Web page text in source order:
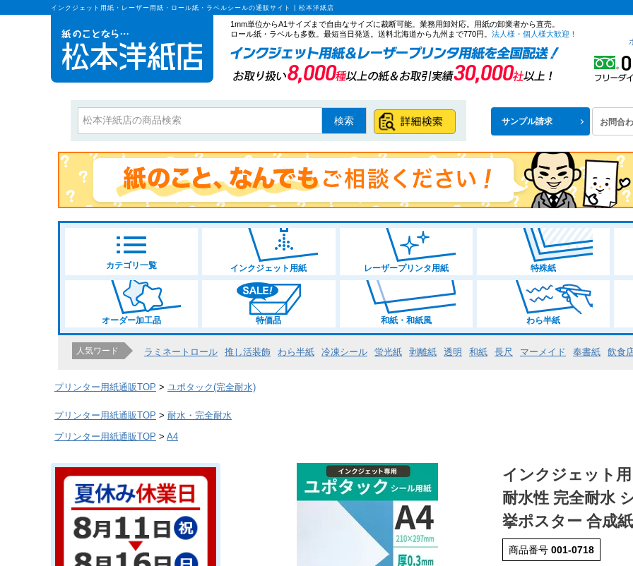
インクジェット用紙・レーザー用紙・ロール紙・ラベルシールの通販サイト | 松本洋紙店
1mm単位からA1サイズまで自由なサイズに裁断可能。業務用卸対応。用紙の卸業者から直売。
ロール紙・ラベルも多数。最短当日発送。送料北海道から九州まで770円。 法人様・個人様大歓迎！
サンプル請求 お問合
検索
カテゴリ一覧 インクジェット用紙 レーザープリンタ用紙 特殊紙
オーダー加工品 特価品 和紙・和紙風 わら半紙
人気ワード ラミネートロール 推し活装飾 わら半紙 冷凍シール 蛍光紙 剥離紙 透明 和紙 長尺 マーメイド 奉書紙 飲食
プリンター用紙通販TOP ユポタック(完全耐水)
プリンター用紙通販TOP
耐水・完全耐水
プリンター用紙通販TOP
A4
インクジェット
耐水性 完全耐水
挙ポスター 合成
商品番号 001-0718